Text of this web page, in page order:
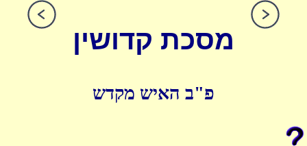
מסכת קדושין
פ"ב האיש מקדש